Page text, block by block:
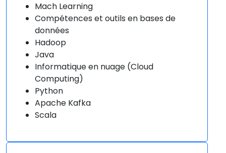
Mach Learning
Compétences et outils en bases de
données
Hadoop
Java
Informatique en nuage (Cloud
Computing)
Python
Apache Kafka
Scala